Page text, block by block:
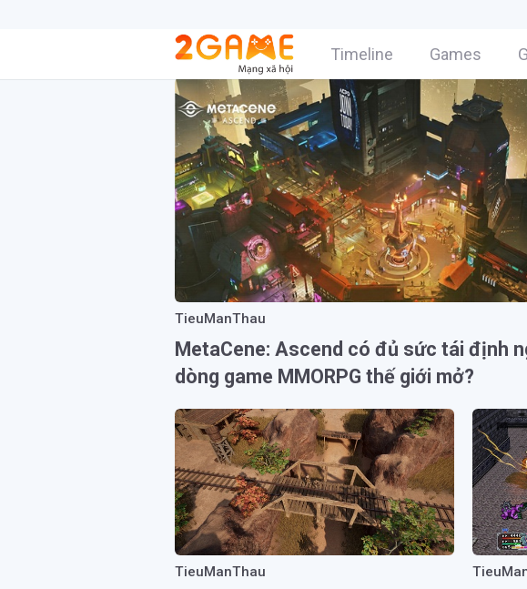
Timeline Games
TieuManThau
MetaCene: Ascend có đủ sức tái định
dòng game MMORPG thế giới mở?
TieuManThau